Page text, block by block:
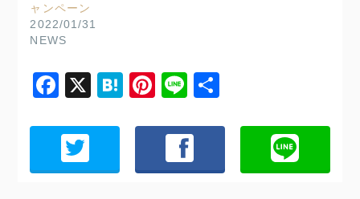
ャンペーン
2022/01/31
NEWS
Facebook
X Hatena
Pinterest
Line